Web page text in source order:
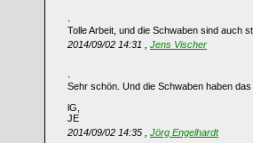
Tolle Arbeit, und die Schwaben sind auch
2014/09/02 14:31 , Jens Vischer
Sehr schön. Und die Schwaben haben
lG,
JE
2014/09/02 14:35 , Jörg Engelhardt